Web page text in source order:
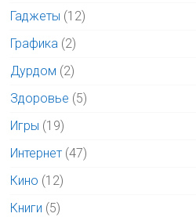
Гаджеты (12)
Графика (2)
Дурдом (2)
Здоровье (5)
Игры (19)
Интернет (47)
Кино (12)
Книги (5)